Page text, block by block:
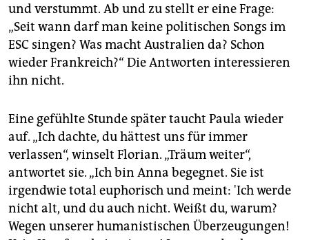
und verstummt. Ab und zu stellt er eine Frage:
„Seit wann darf man keine politischen Songs im
ESC singen? Was macht Australien da? Schon
wieder Frankreich?“ Die Antworten interessieren
ihn nicht.
Eine gefühlte Stunde später taucht Paula wieder
auf. „Ich dachte, du hättest uns für immer
verlassen“, winselt Florian. „Träum weiter“,
antwortet sie. „Ich bin Anna begegnet. Sie ist
irgendwie total euphorisch und meint: 'Ich werde
nicht alt, und du auch nicht. Weißt du, warum?
Wegen unserer humanistischen Überzeugungen!